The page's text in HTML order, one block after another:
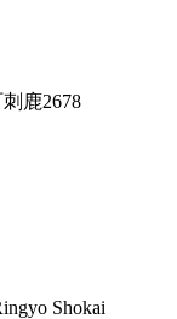
鹿2678
Shokai